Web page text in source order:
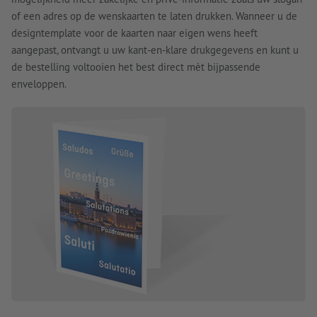
of een adres op de wenskaarten te laten drukken. Wanneer u de
designtemplate voor de kaarten naar eigen wens heeft
aangepast, ontvangt u uw kant-en-klare drukgegevens en kunt u
de bestelling voltooien het best direct mèt bijpassende
enveloppen.